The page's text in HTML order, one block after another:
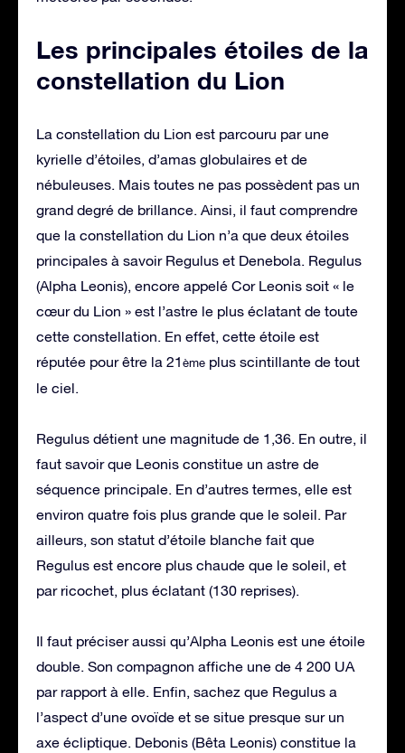
Les principales étoiles de la
constellation du Lion
La constellation du Lion est parcouru par une
kyrielle d’étoiles, d’amas globulaires et de
nébuleuses. Mais toutes ne pas possèdent pas un
grand degré de brillance. Ainsi, il faut comprendre
que la constellation du Lion n’a que deux étoiles
principales à savoir Regulus et Denebola. Regulus
(Alpha Leonis), encore appelé Cor Leonis soit « le
cœur du Lion » est l’astre le plus éclatant de toute
cette constellation. En effet, cette étoile est
réputée pour être la 21ème plus scintillante de tout
le ciel.
Regulus détient une magnitude de 1,36. En outre, il
faut savoir que Leonis constitue un astre de
séquence principale. En d’autres termes, elle est
environ quatre fois plus grande que le soleil. Par
ailleurs, son statut d’étoile blanche fait que
Regulus est encore plus chaude que le soleil, et
par ricochet, plus éclatant (130 reprises).
Il faut préciser aussi qu’Alpha Leonis est une étoile
double. Son compagnon affiche une de 4 200 UA
par rapport à elle. Enfin, sachez que Regulus a
l’aspect d’une ovoïde et se situe presque sur un
axe écliptique. Debonis (Bêta Leonis) constitue la